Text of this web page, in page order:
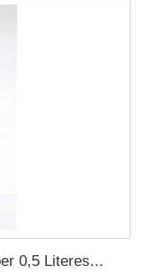
0,5 Literes...